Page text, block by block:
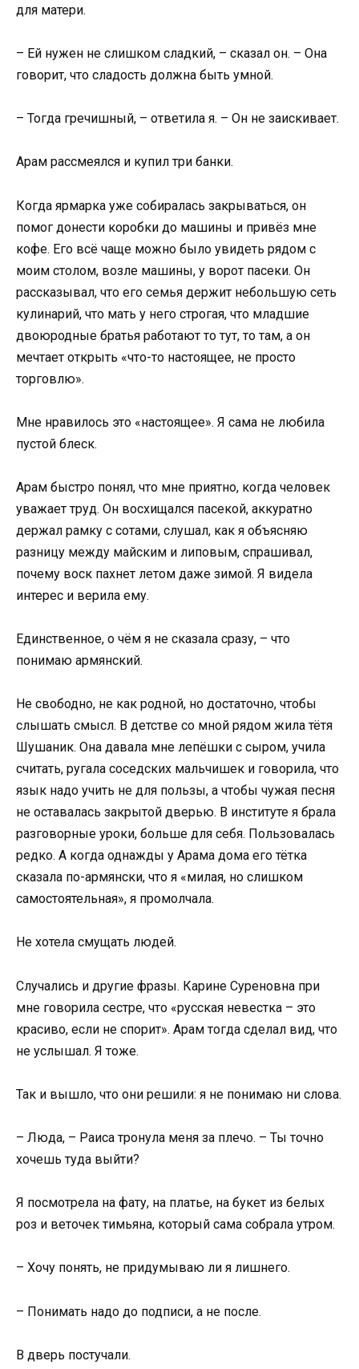
для матери.
– Ей нужен не слишком сладкий, – сказал он. – Она
говорит, что сладость должна быть умной.
– Тогда гречишный, – ответила я. – Он не заискивает.
Арам рассмеялся и купил три банки.
Когда ярмарка уже собиралась закрываться, он
помог донести коробки до машины и привёз мне
кофе. Его всё чаще можно было увидеть рядом с
моим столом, возле машины, у ворот пасеки. Он
рассказывал, что его семья держит небольшую сеть
кулинарий, что мать у него строгая, что младшие
двоюродные братья работают то тут, то там, а он
мечтает открыть «что-то настоящее, не просто
торговлю».
Мне нравилось это «настоящее». Я сама не любила
пустой блеск.
Арам быстро понял, что мне приятно, когда человек
уважает труд. Он восхищался пасекой, аккуратно
держал рамку с сотами, слушал, как я объясняю
разницу между майским и липовым, спрашивал,
почему воск пахнет летом даже зимой. Я видела
интерес и верила ему.
Единственное, о чём я не сказала сразу, – что
понимаю армянский.
Не свободно, не как родной, но достаточно, чтобы
слышать смысл. В детстве со мной рядом жила тётя
Шушаник. Она давала мне лепёшки с сыром, учила
считать, ругала соседских мальчишек и говорила, что
язык надо учить не для пользы, а чтобы чужая песня
не оставалась закрытой дверью. В институте я брала
разговорные уроки, больше для себя. Пользовалась
редко. А когда однажды у Арама дома его тётка
сказала по-армянски, что я «милая, но слишком
самостоятельная», я промолчала.
Не хотела смущать людей.
Случались и другие фразы. Карине Суреновна при
мне говорила сестре, что «русская невестка – это
красиво, если не спорит». Арам тогда сделал вид, что
не услышал. Я тоже.
Так и вышло, что они решили: я не понимаю ни слова.
– Люда, – Раиса тронула меня за плечо. – Ты точно
хочешь туда выйти?
Я посмотрела на фату, на платье, на букет из белых
роз и веточек тимьяна, который сама собрала утром.
– Хочу понять, не придумываю ли я лишнего.
– Понимать надо до подписи, а не после.
В дверь постучали.